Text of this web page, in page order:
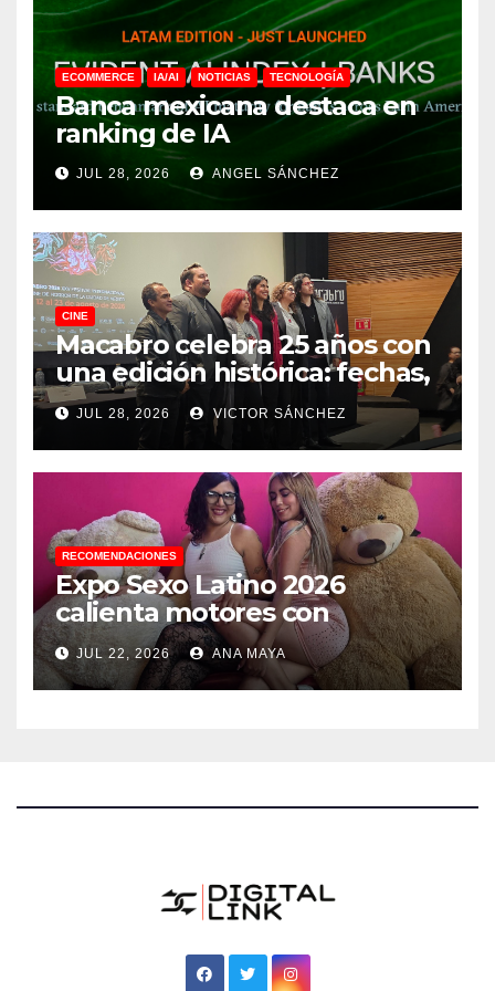
ECOMMERCE IA/AI NOTICIAS TECNOLOGÍA
Banca mexicana destaca en
ranking de IA
JUL 28, 2026 ANGEL SÁNCHEZ
CINE
Macabro celebra 25 años con
una edición histórica: fechas,
sedes, invitados y todo lo que
debes saber
JUL 28, 2026 VICTOR SÁNCHEZ
RECOMENDACIONES
Expo Sexo Latino 2026
calienta motores con
conferencia de prensa y
anuncia actividades para
todos los gustos
JUL 22, 2026 ANA MAYA